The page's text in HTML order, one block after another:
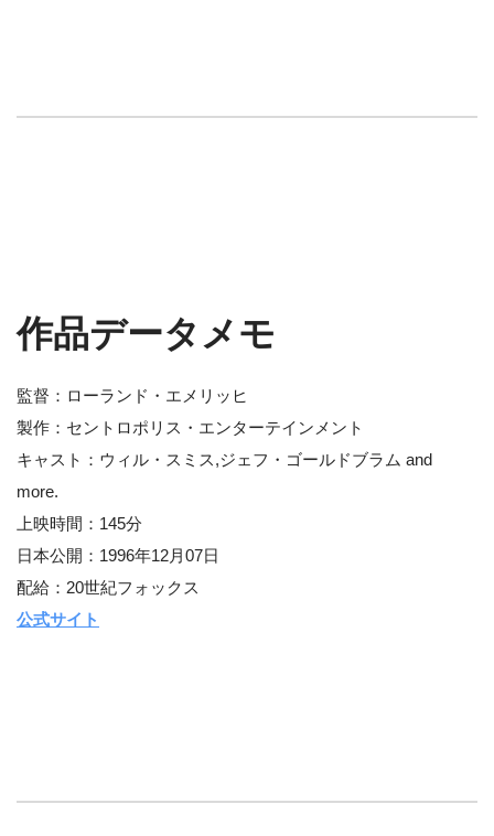
作品データメモ
監督：ローランド・エメリッヒ
製作：セントロポリス・エンターテインメント
キャスト：ウィル・スミス,ジェフ・ゴールドブラム and
more.
上映時間：145分
日本公開：1996年12月07日
配給：20世紀フォックス
公式サイト